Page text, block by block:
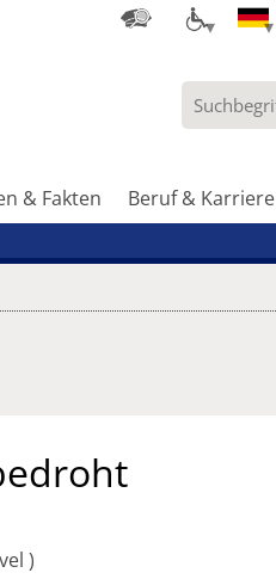
& Fakten Beruf & Karriere